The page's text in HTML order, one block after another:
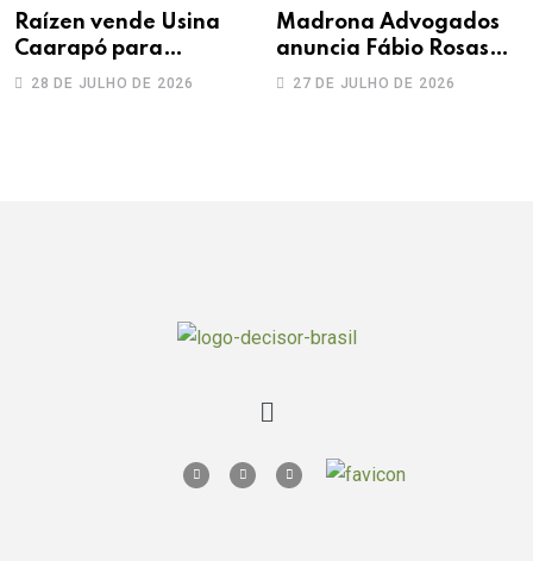
Raízen vende Usina
Caarapó para
Adecoagro em
28 DE JULHO DE 2026
Madrona Advogados
anuncia Fábio Rosas
como novo sócio
27 DE JULHO DE 2026